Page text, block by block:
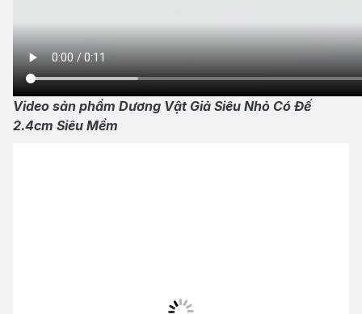
Video sản phẩm Dương Vật Giả Siêu Nhỏ Có Đế
2.4cm Siêu Mềm